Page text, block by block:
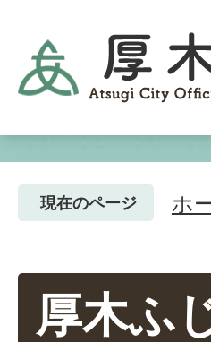
現在のページ ホ
厚木ふ